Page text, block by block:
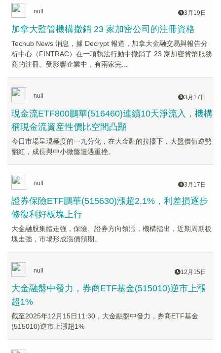
null 3月19日
加拿大監管機構撤銷 23 家加密公司的注冊資格
Techub News 消息，據 Decrypt 報道，加拿大金融交易與報告分
析中心（FINTRAC）在一項執法行動中撤銷了 23 家加密貨幣服務
商的注冊。受影響企業中，有兩家完...
null 3月17日
現金流ETF800鵬華(516460)連續10天淨流入，機構
稱現金流資産性價比空間凸顯
今日市場呈現極度的一九分化，在大金融的拉擡下，大盤價值逆勢
翻紅，成長與中小微盤遭遇重挫。
null 3月17日
證券保險ETF鵬華(515630)漲超2.1%，利差損逐步
修復利好板塊上行
大金融股集體走強，保險、證券方向領漲，機構指出，近期周期板
塊走強，市場形成漲價預期。
null 12月15日
大金融盤中發力，券商ETF基金(515010)逆市上漲
超1%
截至2025年12月15日11:30，大金融盤中發力，券商ETF基金
(515010)逆市上漲超1%